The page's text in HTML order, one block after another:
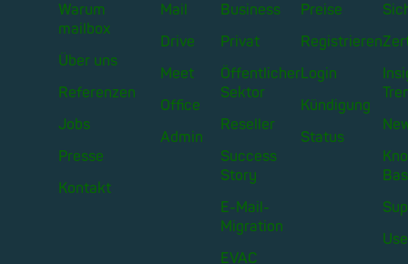
Warum
mailbox
Über uns
Referenzen
Jobs
Presse
Kontakt
Mail
Drive
Meet
Office
Admin
Business
Privat
Öffentlicher
Sektor
Reseller
Success
Story
E-Mail-
Migration
EVAC
Preise
Registrieren
Login
Kündigung
Status